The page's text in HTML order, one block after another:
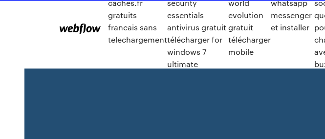
cachés.fr
gratuits
francais sans
telechargement
security
essentials
antivirus gratuit
télécharger for
windows 7
ultimate
world
evolution
gratuit
télécharger
mobile
whatsapp
messenger
et installer